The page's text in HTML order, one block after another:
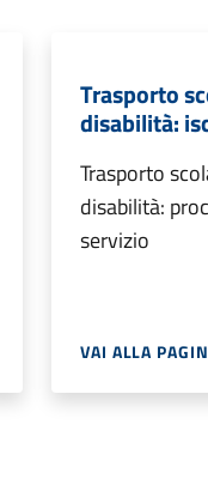
Trasporto
disabilità:
Trasporto
disabilità:
servizio
VAI ALLA